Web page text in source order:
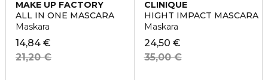
MAKE UP FACTORY
ALL IN ONE MASCARA
Maskara
14,84 €
21,20 €
CLINIQUE
HIGHT IMPACT MASCARA
Maskara
24,50 €
35,00 €